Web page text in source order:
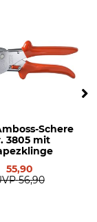
Schere
3805 mit
55,90
56,90